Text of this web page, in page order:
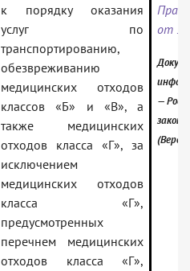
к порядку оказания
услуг по
транспортированию,
обезвреживанию
медицинских отходов
классов «Б» и «В», а
также медицинских
отходов класса «Г», за
исключением
медицинских отходов
класса «Г»,
предусмотренных
перечнем медицинских
отходов класса «Г»,
от
—